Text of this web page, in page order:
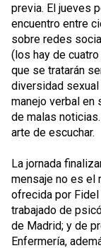
previa. El jueves
encuentro entre
sobre redes
(los hay de
que se tratarán
diversidad sexual
manejo verbal en
de malas
arte de escuchar.
La jornada
mensaje no es el
ofrecida por
trabajado de
de Madrid; y de
Enfermería,